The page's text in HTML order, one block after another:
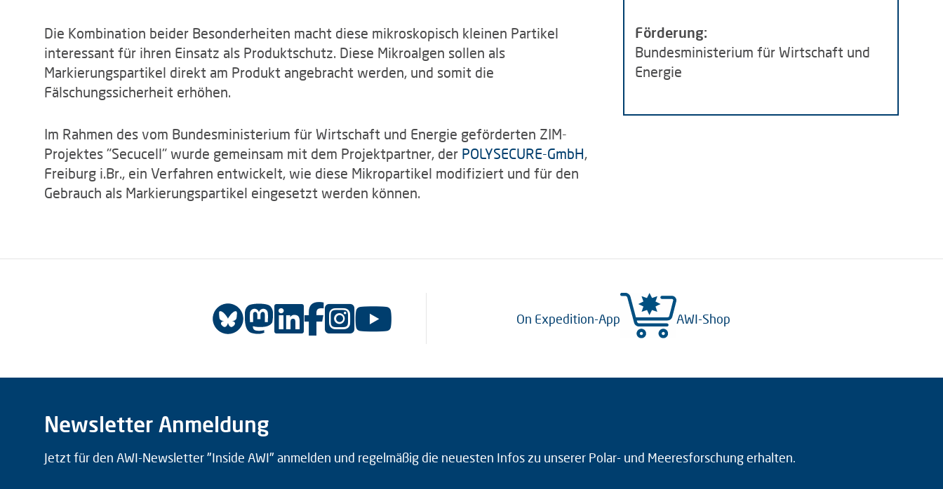
Die Kombination beider Besonderheiten macht diese mikroskopisch kleinen Partikel
interessant für ihren Einsatz als Produktschutz. Diese Mikroalgen sollen als
Markierungspartikel direkt am Produkt angebracht werden, und somit die
Fälschungssicherheit erhöhen.
Im Rahmen des vom Bundesministerium für Wirtschaft und Energie geförderten ZIM-
Projektes "Secucell" wurde gemeinsam mit dem Projektpartner, der POLYSECURE-GmbH,
Freiburg i.Br., ein Verfahren entwickelt, wie diese Mikropartikel modifiziert und für den
Gebrauch als Markierungspartikel eingesetzt werden können.
Förderung:
Bundesministerium für Wirtschaft und
Energie
On Expedition-App AWI-Shop
Newsletter Anmeldung
Jetzt für den AWI-Newsletter "Inside AWI" anmelden und regelmäßig die neuesten Infos zu unserer Polar- und Meeresforschung erhalten.